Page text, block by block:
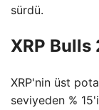
sürdü.
XRP
XRP'nin üst
seviyeden %